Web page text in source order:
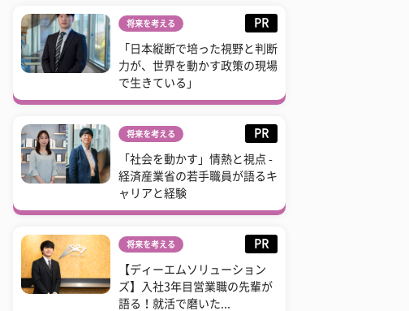
将来を考える PR
「日本縦断で培った視野と判断
力が、世界を動かす政策の現場
で生きている」
将来を考える PR
「社会を動かす」情熱と視点 -
経済産業省の若手職員が語るキ
ャリアと経験
将来を考える PR
【ディーエムソリューション
ズ】入社3年目営業職の先輩が
語る！就活で磨いた...